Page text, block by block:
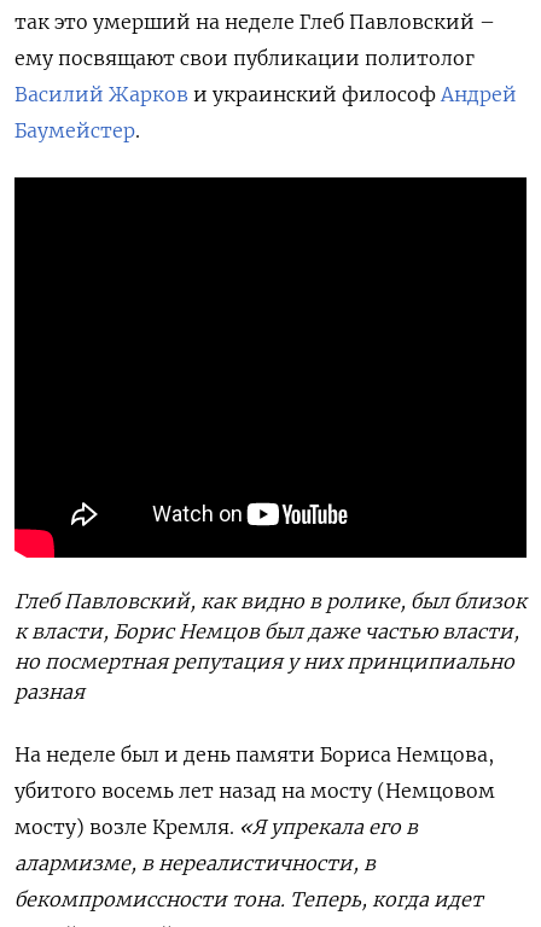
так это умерший на неделе Глеб Павловский –
ему посвящают свои публикации политолог
Василий Жарков и украинский философ Андрей
Баумейстер.
Глеб Павловский, как видно в ролике, был близок
к власти, Борис Немцов был даже частью власти,
но посмертная репутация у них принципиально
разная
На неделе был и день памяти Бориса Немцова,
убитого восемь лет назад на мосту (Немцовом
мосту) возле Кремля. «Я упрекала его в
алармизме, в нереалистичности, в
бекомпромиссности тона. Теперь, когда идет